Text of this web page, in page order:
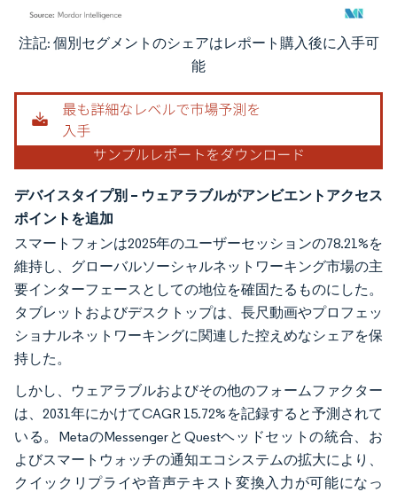
画像 © Mordor Intelligence。再利用にはCC BY 4.0の表示が必要です。
注記: 個別セグメントのシェアはレポート購入後に入手可
能
デバイスタイプ別 – ウェアラブルがアンビエントアクセス
ポイントを追加
スマートフォンは2025年のユーザーセッションの78.21%を
維持し、グローバルソーシャルネットワーキング市場の主
要インターフェースとしての地位を確固たるものにした。
タブレットおよびデスクトップは、長尺動画やプロフェッ
ショナルネットワーキングに関連した控えめなシェアを保
持した。
しかし、ウェアラブルおよびその他のフォームファクター
は、2031年にかけてCAGR 15.72%を記録すると予測されて
いる。MetaのMessengerとQuestヘッドセットの統合、お
よびスマートウォッチの通知エコシステムの拡大により、
クイックリプライや音声テキスト変換入力が可能になっ